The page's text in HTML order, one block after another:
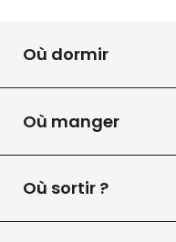
Où dormir
Où manger
Où sortir ?